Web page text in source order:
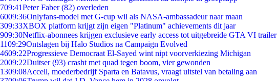
709:41Peter Faber (82) overleden
6009:36Onlyfans-model met G-cup wil als NASA-ambassadeur naar maan
309:33XBOX platform krijgt zijn eigen "Platinum" achievements dit jaar
909:30Netflix-abonnees krijgen exclusieve early access tot uitgebreide GTA VI trailer
1109:29Ontslagen bij Halo Studios na Campaign Evolved
4609:22Progressieve Democraat El-Sayed wint nipt voorverkiezing Michigan
2009:22Duitser (93) crasht met quad tegen boom, vier gewonden
1309:08Accell, moederbedrijf Sparta en Batavus, vraagt uitstel van betaling aan